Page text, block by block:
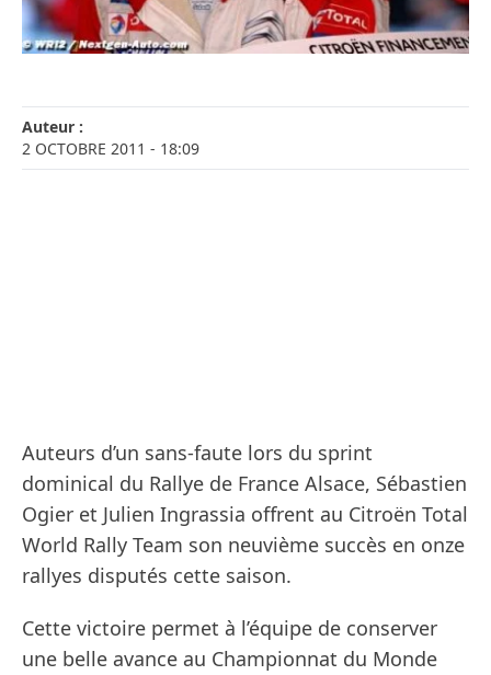
Auteur :
2 OCTOBRE 2011 - 18:09
Auteurs d’un sans-faute lors du sprint
dominical du Rallye de France Alsace, Sébastien
Ogier et Julien Ingrassia offrent au Citroën Total
World Rally Team son neuvième succès en onze
rallyes disputés cette saison.
Cette victoire permet à l’équipe de conserver
une belle avance au Championnat du Monde